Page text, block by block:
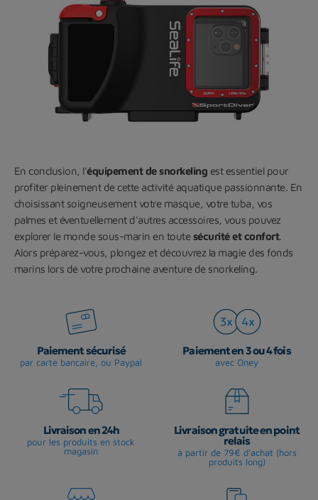
En conclusion, l'équipement de snorkeling est essentiel pour
profiter pleinement de cette activité aquatique passionnante. En
choisissant soigneusement votre masque, votre tuba, vos
palmes et éventuellement d'autres accessoires, vous pouvez
explorer le monde sous-marin en toute sécurité et confort.
Alors préparez-vous, plongez et découvrez la magie des fonds
marins lors de votre prochaine aventure de snorkeling.
Paiement sécurisé
par carte bancaire, ou Paypal
Paiement en 3 ou 4 fois
avec Oney
Livraison en 24h
pour les produits en stock
magasin
Livraison gratuite en point
relais
à partir de 79€ d'achat (hors
produits long)